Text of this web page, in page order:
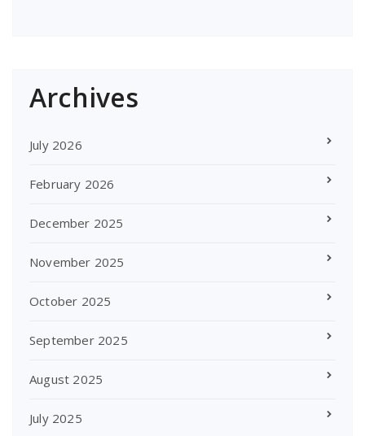
Archives
July 2026
February 2026
December 2025
November 2025
October 2025
September 2025
August 2025
July 2025